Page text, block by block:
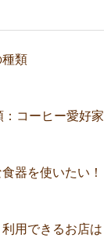
類
コーヒー愛好家
器を使いたい！
用できるお店は